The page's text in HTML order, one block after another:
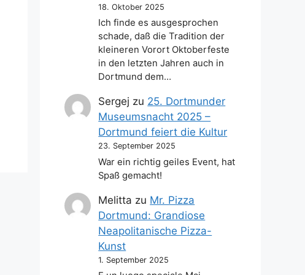
18. Oktober 2025
Ich finde es ausgesprochen
schade, daß die Tradition der
kleineren Vorort Oktoberfeste
in den letzten Jahren auch in
Dortmund dem…
Sergej zu 25. Dortmunder
Museumsnacht 2025 –
Dortmund feiert die Kultur
23. September 2025
War ein richtig geiles Event, hat
Spaß gemacht!
Melitta zu Mr. Pizza
Dortmund: Grandiose
Neapolitanische Pizza-
Kunst
1. September 2025